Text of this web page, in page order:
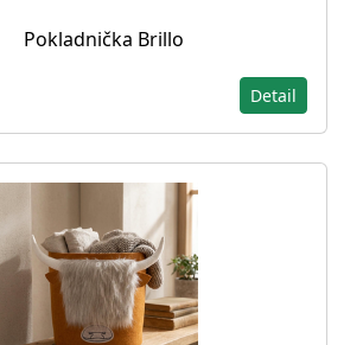
Pokladnička Brillo
Detail